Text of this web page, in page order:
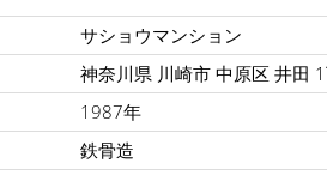
サショウマンション
神奈川県 川崎市 中原区 井田
1987年
鉄骨造